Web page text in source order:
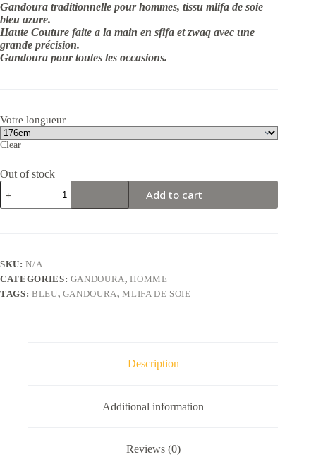
Gandoura traditionnelle pour hommes, tissu mlifa de soie
bleu azure.
Haute Couture faite a la main en sfifa et zwaq avec une
grande précision.
Gandoura pour toutes les occasions.
Votre longueur
Clear
Out of stock
Gandoura
hommes
en
bleu
azure
quantity
Add to cart
SKU:N/A
CATEGORIES: GANDOURA,HOMME
TAGS: BLEU, GANDOURA,MLIFA DE SOIE
Description
Additional information
Reviews (0)